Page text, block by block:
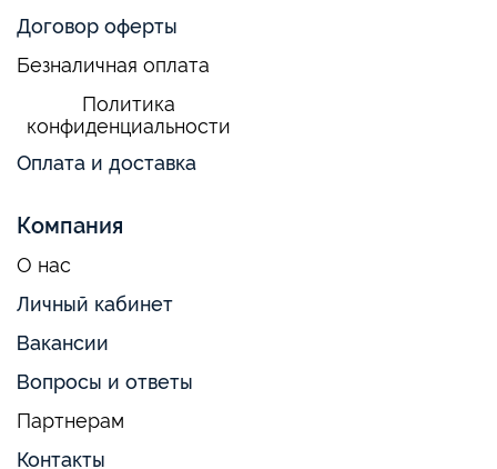
Договор оферты
Безналичная оплата
Политика
конфиденциальности
Оплата и доставка
Компания
О нас
Личный кабинет
Вакансии
Вопросы и ответы
Партнерам
Контакты